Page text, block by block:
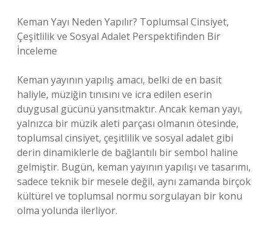
Keman Yayı Neden Yapılır? Toplumsal Cinsiyet,
Çeşitlilik ve Sosyal Adalet Perspektifinden Bir
İnceleme
Keman yayının yapılış amacı, belki de en basit
haliyle, müziğin tınısını ve icra edilen eserin
duygusal gücünü yansıtmaktır. Ancak keman yayı,
yalnızca bir müzik aleti parçası olmanın ötesinde,
toplumsal cinsiyet, çeşitlilik ve sosyal adalet gibi
derin dinamiklerle de bağlantılı bir sembol haline
gelmiştir. Bugün, keman yayının yapılışı ve tasarımı,
sadece teknik bir mesele değil, aynı zamanda birçok
kültürel ve toplumsal normu sorgulayan bir konu
olma yolunda ilerliyor.